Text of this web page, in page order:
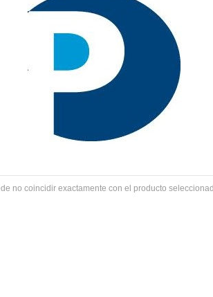
no coincidir exactamente con el producto